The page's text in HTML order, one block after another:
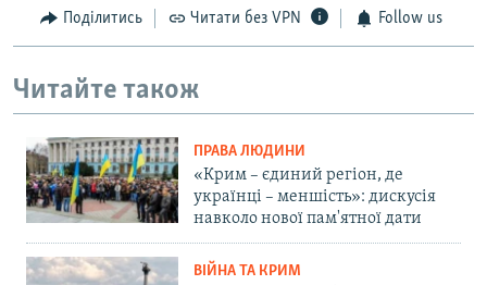
Поділитись Читати без VPN Follow us
Читайте також
ПРАВА ЛЮДИНИ
«Крим – єдиний регіон, де
українці – меншість»: дискусія
навколо нової пам'ятної дати
ВІЙНА ТА КРИМ